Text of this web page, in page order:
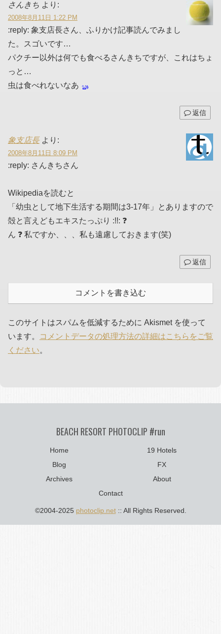
さんきち より:
2008年8月11日 1:22 PM
:reply: 象支店長さん、ふりかけ記事読んでみまし
た。スゴいです…
パクチー以外は何でも食べるさんきちですが、これはちょ
っと…
虫は食べれないなあ
返信
象支店長 より:
2008年8月11日 8:09 PM
:reply: さんきちさん
Wikipediaを読むと
「幼虫として地下生活する期間は3-17年」とありますので
殻と言えどもエキスたっぷり :!!: ❓
ん ❓ 私ですか、、、私も遠慮しておきます(笑)
返信
コメントを書き込む
このサイトはスパムを低減するために Akismet を使って
います。
コメントデータの処理方法の詳細はこちらをご覧
ください。
BEACH RESORT PHOTOCLIP #run
Home
19 Hotels
Blog
FX
Archives
About
Contact
©2004-2025 photoclip.net:: All Rights Reserved.